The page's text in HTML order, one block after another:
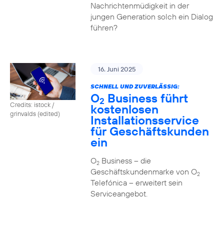
Nachrichtenmüdigkeit in der
jungen Generation solch ein Dialog
führen?
Credits: istock /
grinvalds (edited)
16. Juni 2025
SCHNELL UND ZUVERLÄSSIG:
O2 Business führt
kostenlosen
Installationsservice
für Geschäftskunden
ein
O2Business – die
Geschäftskundenmarke von O2
Telefónica – erweitert sein
Serviceangebot.